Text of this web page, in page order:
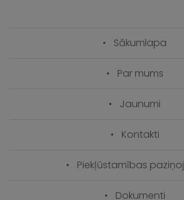
Sākumlapa
Par mums
Jaunumi
Kontakti
Piekļūstamības
Dokumenti